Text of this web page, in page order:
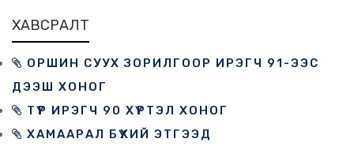
ХАВСРАЛТ
ОРШИН СУУХ ЗОРИЛГООР ИРЭГЧ 91-ЭЭС
ДЭЭШ ХОНОГ
ТҮР ИРЭГЧ 90 ХҮРТЭЛ ХОНОГ
ХАМААРАЛ БҮХИЙ ЭТГЭЭД